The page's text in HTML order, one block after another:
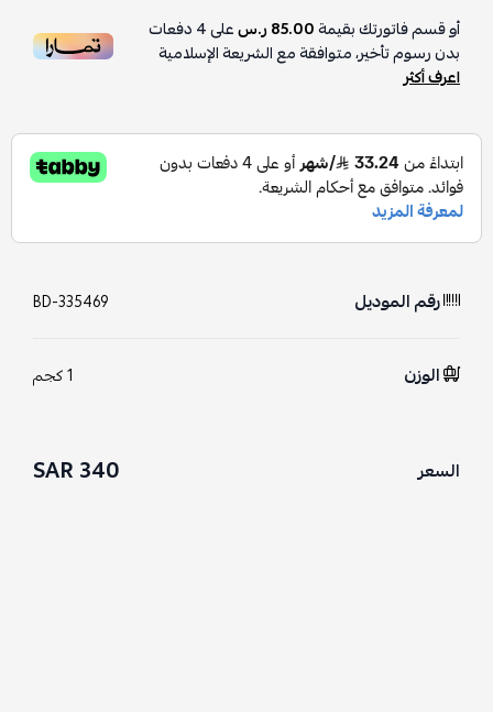
أو قسم فاتورتك بقيمة85.00 ر.س على4دفعات
بدون رسوم تأخير، متوافقة مع الشريعة الإسلامية
اعرف أكثر
رقم الموديل BD-335469
الوزن 1 كجم
السعر 340 SAR